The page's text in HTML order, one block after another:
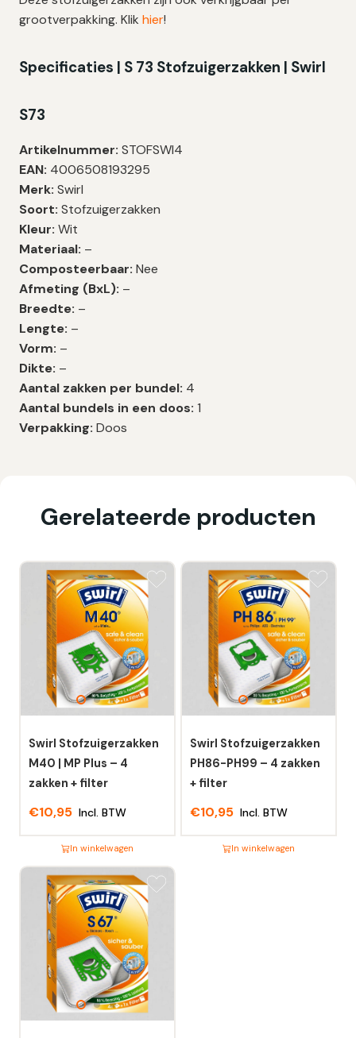
grootverpakking. Klik hier!
Specificaties | S 73 Stofzuigerzakken | Swirl
S73
Artikelnummer: STOFSWI4
EAN: 4006508193295
Merk: Swirl
Soort: Stofzuigerzakken
Kleur: Wit
Materiaal: –
Composteerbaar: Nee
Afmeting (BxL): –
Breedte: –
Lengte: –
Vorm: –
Dikte: –
Aantal zakken per bundel: 4
Aantal bundels in een doos: 1
Verpakking: Doos
Gerelateerde producten
Swirl Stofzuigerzakken
M40 | MP Plus – 4
zakken + filter
€10,95 Incl. BTW
In winkelwagen
Dit
product
meerdere
variaties.
Swirl Stofzuigerzakken
PH86-PH99 – 4 zakken
+ filter
€10,95 Incl. BTW
In winkelwagen